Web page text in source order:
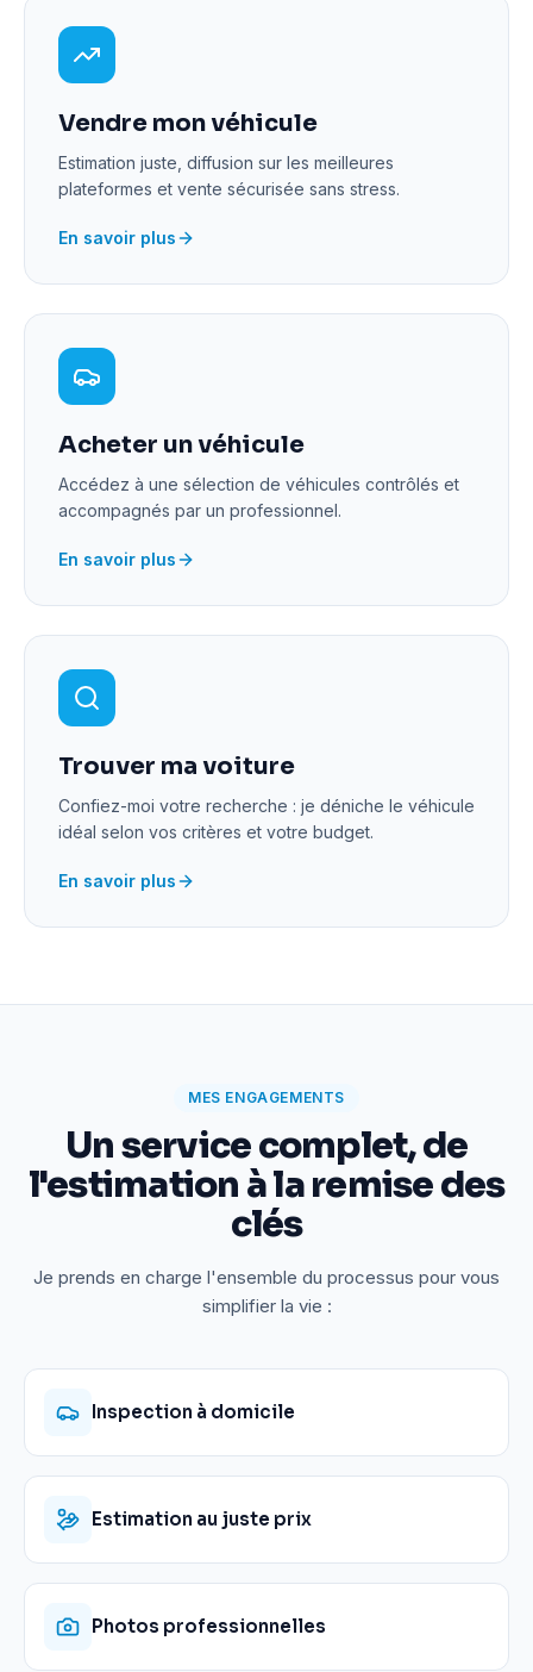
Vendre mon véhicule
Estimation juste, diffusion sur les meilleures
plateformes et vente sécurisée sans stress.
En savoir plus
Acheter un véhicule
Accédez à une sélection de véhicules contrôlés et
accompagnés par un professionnel.
En savoir plus
Trouver ma voiture
Confiez-moi votre recherche : je déniche le véhicule
idéal selon vos critères et votre budget.
En savoir plus
MES ENGAGEMENTS
Un service complet, de
l'estimation à la remise des
clés
Je prends en charge l'ensemble du processus pour vous
simplifier la vie :
Inspection à domicile
Estimation au juste prix
Photos professionnelles